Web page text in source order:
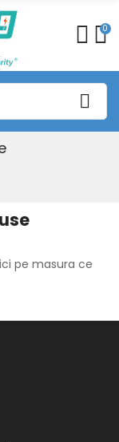
0
pe masura ce